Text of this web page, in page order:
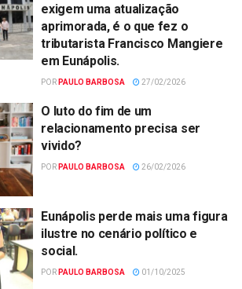
exigem uma atualização
aprimorada, é o que fez o
tributarista Francisco Mangiere
em Eunápolis.
POR PAULO BARBOSA 27/02/2026
O luto do fim de um
relacionamento precisa ser
vivido?
POR PAULO BARBOSA 26/02/2026
Eunápolis perde mais uma figura
ilustre no cenário político e
social.
POR PAULO BARBOSA 01/10/2025